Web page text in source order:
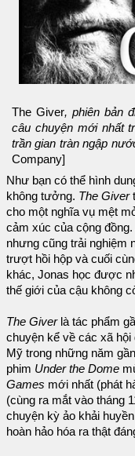
The Giver, phiên bản
câu chuyện mới nhất
trần gian tràn ngập
Company]
Như bạn có thể hình
không tưởng. The Giver
cho một nghĩa vụ mệt
cảm xúc của cộng
nhưng cũng trải nghiệm
trượt hồi hộp và cuối
khác, Jonas học được
thế giới của cậu không
The Giverlà tác phẩm
chuyện kể về các xã
Mỹ trong những năm
phim Under the Dome
Games mới nhất (phát
(cùng ra mắt vào tháng
chuyện kỳ ảo khải
hoàn hảo hóa ra thật